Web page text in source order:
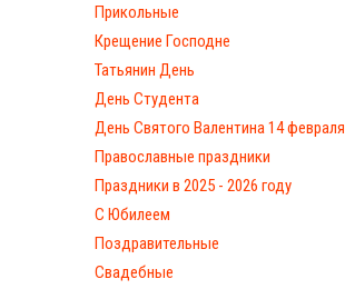
Прикольные
Крещение Господне
Татьянин День
День Студента
День Святого Валентина 14 февраля
Православные праздники
Праздники в 2025 - 2026 году
С Юбилеем
Поздравительные
Свадебные